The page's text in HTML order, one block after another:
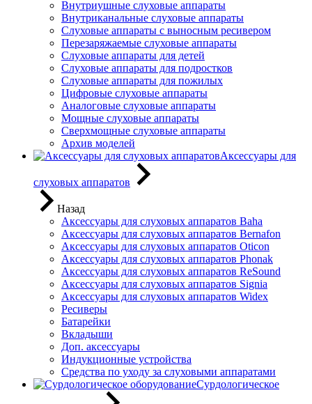
Внутриушные слуховые аппараты
Внутриканальные слуховые аппараты
Слуховые аппараты с выносным ресивером
Перезаряжаемые слуховые аппараты
Слуховые аппараты для детей
Слуховые аппараты для подростков
Слуховые аппараты для пожилых
Цифровые слуховые аппараты
Аналоговые слуховые аппараты
Мощные слуховые аппараты
Сверхмощные слуховые аппараты
Архив моделей
Аксессуары для
слуховых аппаратов
Назад
Аксессуары для слуховых аппаратов Baha
Аксессуары для слуховых аппаратов Bernafon
Аксессуары для слуховых аппаратов Oticon
Аксессуары для слуховых аппаратов Phonak
Аксессуары для слуховых аппаратов ReSound
Аксессуары для слуховых аппаратов Signia
Аксессуары для слуховых аппаратов Widex
Ресиверы
Батарейки
Вкладыши
Доп. аксессуары
Индукционные устройства
Средства по уходу за слуховыми аппаратами
Сурдологическое